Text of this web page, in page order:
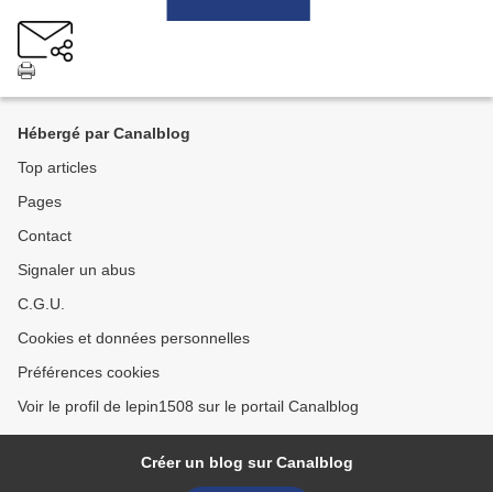
Hébergé par Canalblog
Top articles
Pages
Contact
Signaler un abus
C.G.U.
Cookies et données personnelles
Préférences cookies
Voir le profil de lepin1508 sur le portail Canalblog
Créer un blog sur Canalblog